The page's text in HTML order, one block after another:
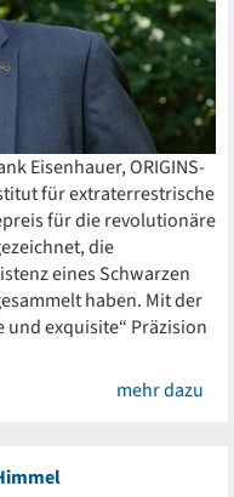
Eisenhauer, ORIGINS-
für extraterrestrische
für die revolutionäre
die
eines Schwarzen
haben. Mit der
exquisite“ Präzision
mehr dazu